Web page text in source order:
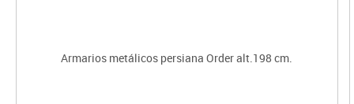
Armarios metálicos persiana Order alt.198 cm.